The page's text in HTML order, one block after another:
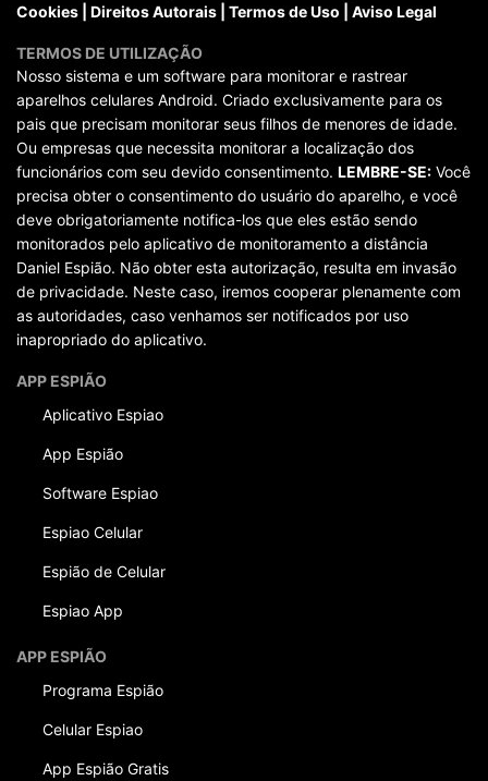
Cookies
Direitos Autorais Termos de Uso Aviso Legal
TERMOS DE UTILIZAÇÃO
Nosso sistema e um software para monitorar e rastrear
aparelhos celulares Android. Criado exclusivamente para os
pais que precisam monitorar seus filhos de menores de idade.
Ou empresas que necessita monitorar a localização dos
funcionários com seu devido consentimento. LEMBRE-SE: Você
precisa obter o consentimento do usuário do aparelho, e você
deve obrigatoriamente notifica-los que eles estão sendo
monitorados pelo aplicativo de monitoramento a distância
Daniel Espião. Não obter esta autorização, resulta em invasão
de privacidade. Neste caso, iremos cooperar plenamente com
as autoridades, caso venhamos ser notificados por uso
inapropriado do aplicativo.
APP ESPIÃO
Aplicativo Espiao
App Espião
Software Espiao
Espiao Celular
Espião de Celular
Espiao App
APP ESPIÃO
Programa Espião
Celular Espiao
App Espião Gratis